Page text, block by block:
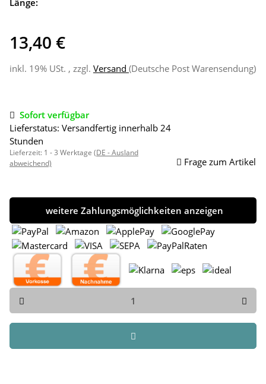
Länge:
13,40 €
inkl. 19% USt. , zzgl. Versand (Deutsche Post Warensendung)
Sofort verfügbar
Lieferstatus: Versandfertig innerhalb 24
Stunden
Lieferzeit: 1 - 3 Werktage (DE - Ausland
abweichend)
Frage zum Artikel
weitere Zahlungsmöglichkeiten anzeigen